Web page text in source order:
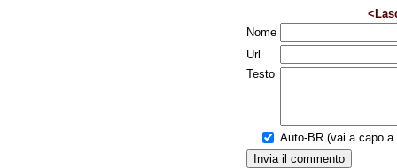
Nome
Url
Testo
Auto-BR (vai a capo a